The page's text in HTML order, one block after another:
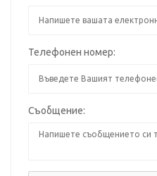
Телефонен номер:
Съобщение: